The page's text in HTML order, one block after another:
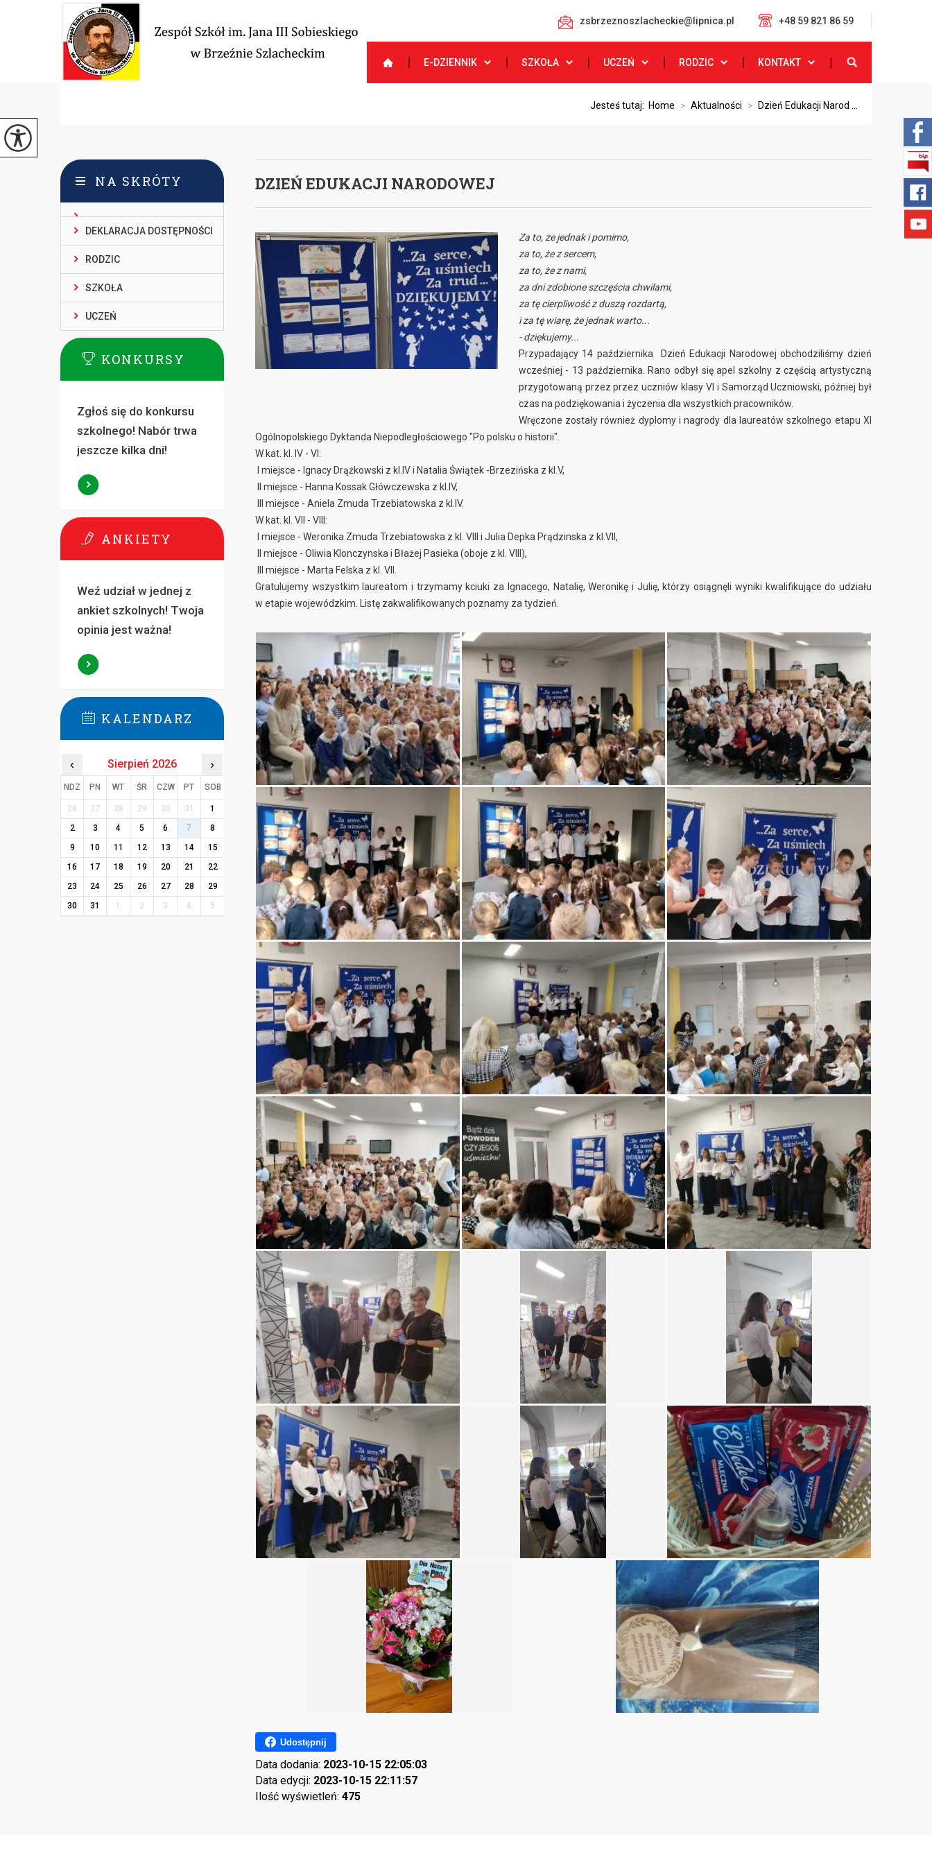
zsbrzeznoszlacheckie@lipnica.pl +48 59 821 86 59
E-DZIENNIK SZKOŁA UCZEŃ RODZIC KONTAKT
Jesteś tutaj: Home > Aktualności > Dzień Edukacji Narod ...
DZIEŃ EDUKACJI NARODOWEJ
Za to, że jednak i pomimo,
za to, że z sercem,
za to, że z nami,
za dni zdobione szczęścia chwilami,
za tę cierpliwość z duszą rozdartą,
i za tę wiarę, że jednak warto...
- dziękujemy...
Przypadający 14 października Dzień Edukacji Narodowej obchodziliśmy dzień
wcześniej - 13 października. Rano odbył się apel szkolny z częścią artystyczną
przygotowaną przez przez uczniów klasy VI i Samorząd Uczniowski, później był
czas na podziękowania i życzenia dla wszystkich pracowników.
Wręczone zostały również dyplomy i nagrody dla laureatów szkolnego etapu XI
Ogólnopolskiego Dyktanda Niepodległościowego "Po polsku o historii".
W kat. kl. IV - VI:
I miejsce - Ignacy Drążkowski z kl.IV i Natalia Świątek -Brzezińska z kl.V,
II miejsce - Hanna Kossak Główczewska z kl.IV,
III miejsce - Aniela Zmuda Trzebiatowska z kl.IV.
W kat. kl. VII - VIII:
I miejsce - Weronika Zmuda Trzebiatowska z kl. VIII i Julia Depka Prądzinska z kl.VII,
II miejsce - Oliwia Klonczynska i Błażej Pasieka (oboje z kl. VIII),
III miejsce - Marta Felska z kl. VII.
Gratulujemy wszystkim laureatom i trzymamy kciuki za Ignacego, Natalię, Weronikę i Julię, którzy osiągnęli wyniki kwalifikujące do udziału
w etapie wojewódzkim. Listę zakwalifikowanych poznamy za tydzień.
Udostępnij
Data dodania: 2023-10-15 22:05:03
Data edycji: 2023-10-15 22:11:57
Ilość wyświetleń: 475
NA SKRÓTY
DEKLARACJA DOSTĘPNOŚCI
RODZIC
SZKOŁA
UCZEŃ
KONKURSY
Zgłoś się do konkursu
szkolnego! Nabór trwa
jeszcze kilka dni!
ANKIETY
Weź udział w jednej z
ankiet szkolnych! Twoja
opinia jest ważna!
KALENDARZ
‹ Sierpień 2026 ›
NDZ PN WT ŚR CZW PT SOB
26 27 28 29 30 31
1
2
3 4 5 6 7
8
9
10 11 12 13 14
15
16
17 18 19 20 21
22
23
24 25 26 27 28
29
30
31 1 2 3 4 5